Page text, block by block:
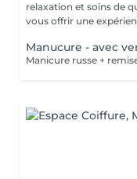
relaxation et soins de
vous offrir une
Manucure - avec